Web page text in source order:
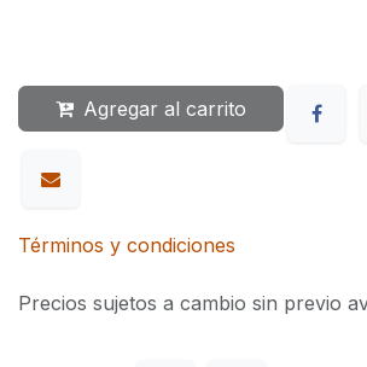
Agregar al carrito
Términos y condiciones
Precios sujetos a cambio sin previo